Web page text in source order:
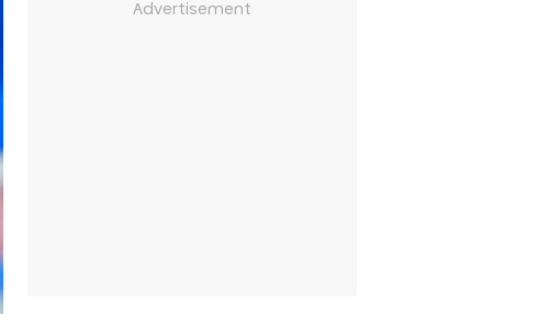
Advertisement